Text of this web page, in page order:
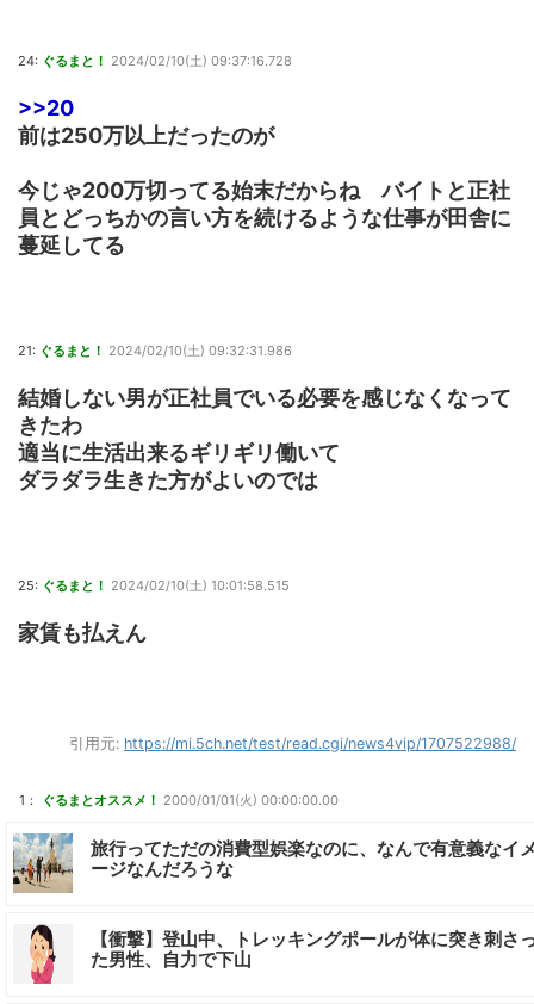
24: ぐるまと！ 2024/02/10(土) 09:37:16.728
>>20
前は250万以上だったのが
今じゃ200万切ってる始末だからね バイトと正社
員とどっちかの言い方を続けるような仕事が田舎に
蔓延してる
21: ぐるまと！ 2024/02/10(土) 09:32:31.986
結婚しない男が正社員でいる必要を感じなくなって
きたわ
適当に生活出来るギリギリ働いて
ダラダラ生きた方がよいのでは
25: ぐるまと！ 2024/02/10(土) 10:01:58.515
家賃も払えん
引用元: https://mi.5ch.net/test/read.cgi/news4vip/1707522988/
1： ぐるまとオススメ！ 2000/01/01(火) 00:00:00.00
旅行ってただの消費型娯楽なのに、なんで有意義なイ
ージなんだろうな
【衝撃】登山中、トレッキングポールが体に突き刺さ
た男性、自力で下山